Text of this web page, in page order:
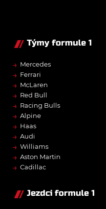
Týmy formule 1
→ Mercedes
→ Ferrari
→ McLaren
→ Red Bull
→ Racing Bulls
→ Alpine
→ Haas
→ Audi
→ Williams
→ Aston Martin
→ Cadillac
Jezdci formule 1